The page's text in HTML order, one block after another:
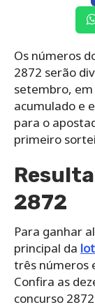
Os números
2872 serão
setembro,
acumulado e
para o
primeiro
2872
Para ganhar
principal da
três números
Confira as
concurso